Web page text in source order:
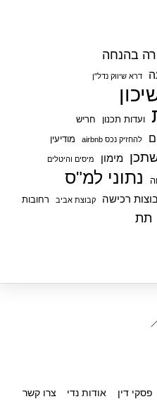
בהנחה
דרא שיווק נדל"ן
ועדות תכנון חריש
להחזיק נכס airbnb מודיעין
מימון מיסים והיטלים
נתוני למ"ס
רכישה קבוצת אביב
רחובות
תת
פסקי דין אודות נדי צרו קשר